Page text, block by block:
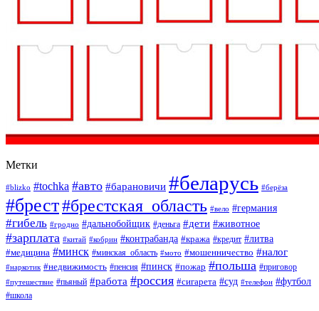
Метки
#blizko #tochka #авто #барановичи #беларусь #берёза
#брест#брестская_область #вело #германия
#гибель #гродно #дальнобойщик #деньга #дети #животное
#зарплата #китай #кобрин #контрабанда #кража #кредит #литва
#медицина #минск #минская_область #мото #мошенничество #налог
#наркотик #недвижимость #пенсия #пинск #пожар #польша #приговор
#путешествие #пьяный #работа #россия #сигарета #суд #телефон #футбол
#школа